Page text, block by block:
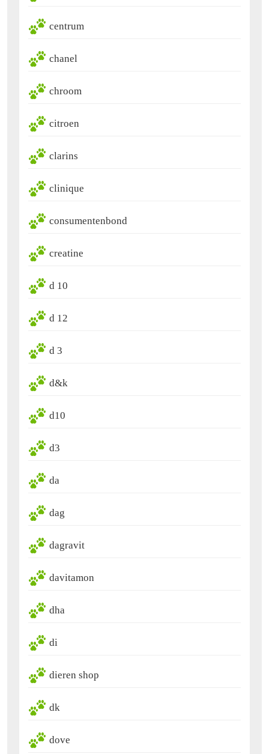
centrum
chanel
chroom
citroen
clarins
clinique
consumentenbond
creatine
d 10
d 12
d 3
d&k
d10
d3
da
dag
dagravit
davitamon
dha
di
dieren shop
dk
dove